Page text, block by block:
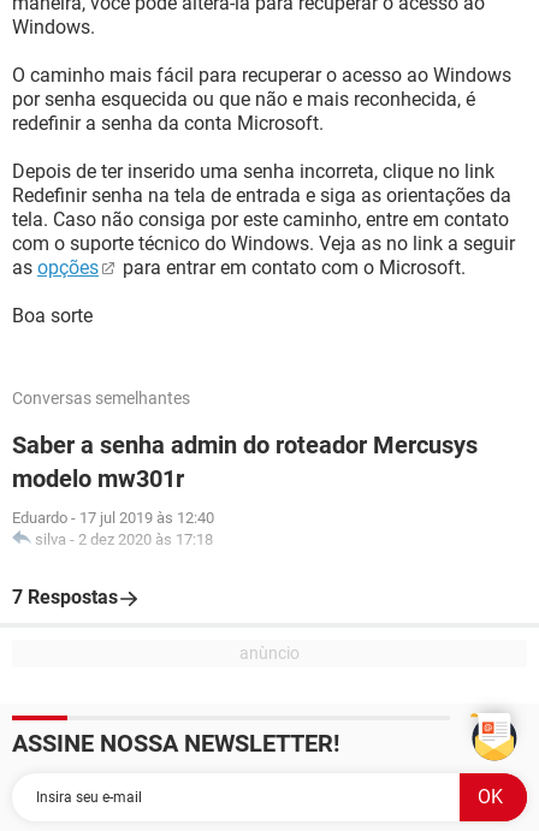
Windows.
O caminho mais fácil para recuperar o acesso ao Windows
por senha esquecida ou que não e mais reconhecida, é
redefinir a senha da conta Microsoft.
Depois de ter inserido uma senha incorreta, clique no link
Redefinir senha na tela de entrada e siga as orientações da
tela. Caso não consiga por este caminho, entre em contato
com o suporte técnico do Windows. Veja as no link a seguir
as opções para entrar em contato com o Microsoft.
Boa sorte
Conversas semelhantes
Saber a senha admin do roteador Mercusys
modelo mw301r
Eduardo - 17 jul 2019 às 12:40
silva - 2 dez 2020 às 17:18
7 Respostas
ASSINE NOSSA NEWSLETTER!